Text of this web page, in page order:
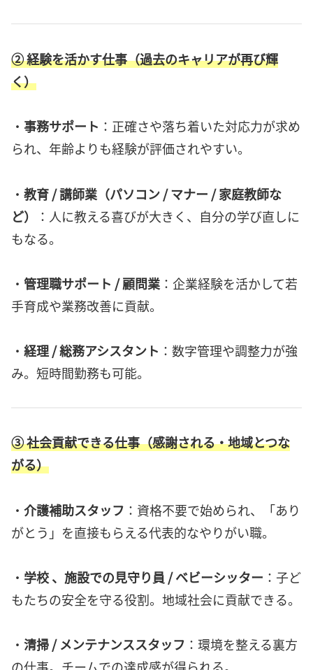
②経験を活かす仕事（過去のキャリアが再び輝
く）
・ 事務サポート ：正確さや落ち着いた対応力が求め
られ、年齢よりも経験が評価されやすい。
・ 教育 / 講師業（パソコン / マナー / 家庭教師な
ど）
：人に教える喜びが大きく、自分の学び直しに
もなる。
・ 管理職サポート / 顧問業 ：企業経験を活かして若
手育成や業務改善に貢献。
・ 経理 / 総務アシスタント ：数字管理や調整力が強
み。短時間勤務も可能。
③社会貢献できる仕事（感謝される・地域とつな
がる）
・ 介護補助スタッフ ：資格不要で始められ、「あり
がとう」を直接もらえる代表的なやりがい職。
・ 学校 、施設での見守り員 / ベビーシッター ：子ど
もたちの安全を守る役割。地域社会に貢献できる。
・ 清掃 / メンテナンススタッフ ：環境を整える裏方